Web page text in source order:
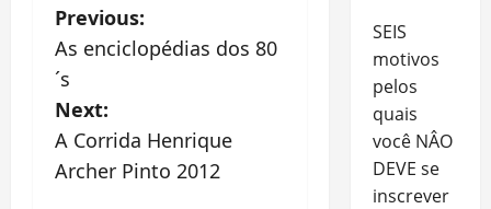
P
o
s
t
Previous:
As enciclopédias dos 80
´s
Next:
A Corrida Henrique
Archer Pinto 2012
SEIS
motivos
pelos
quais
você NÂO
DEVE se
inscrever